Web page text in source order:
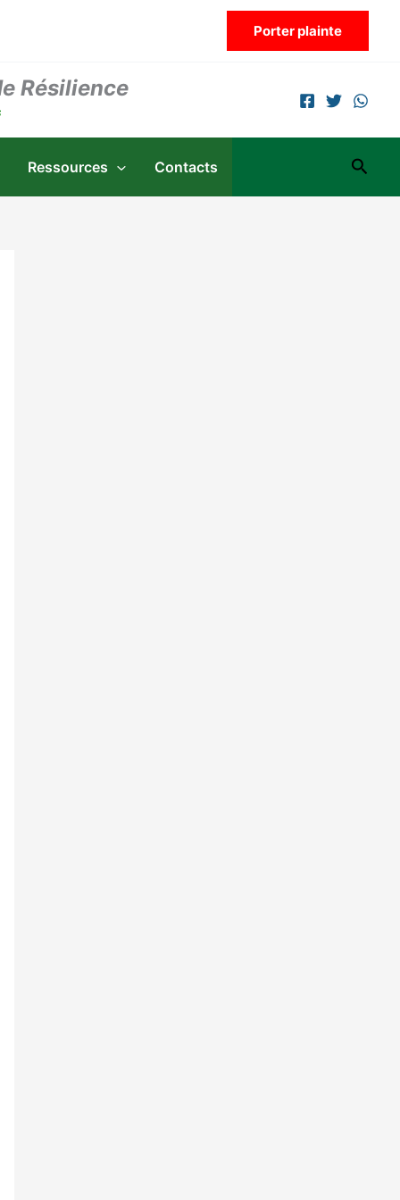
Porter plainte
Résilience
Ressources Contacts